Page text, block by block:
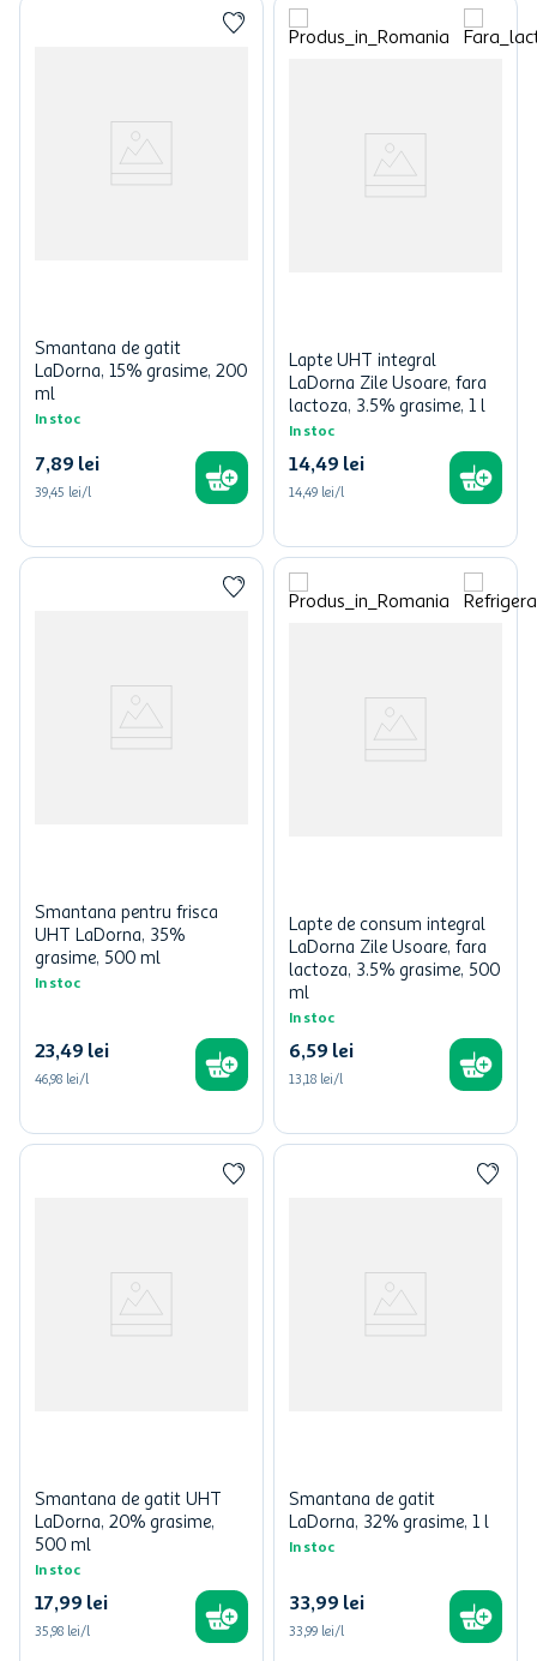
Smantana de gatit
LaDorna, 15% grasime, 200
ml
In stoc
7,89 lei
39,45 lei/l
Lapte UHT integral
LaDorna Zile Usoare, fara
lactoza, 3.5% grasime, 1 l
In stoc
14,49 lei
14,49 lei/l
Smantana pentru frisca
UHT LaDorna, 35%
grasime, 500 ml
In stoc
23,49 lei
46,98 lei/l
Lapte de consum integral
LaDorna Zile Usoare, fara
lactoza, 3.5% grasime, 500
ml
In stoc
6,59 lei
13,18 lei/l
Smantana de gatit UHT
LaDorna, 20% grasime,
500 ml
In stoc
17,99 lei
35,98 lei/l
Smantana de gatit
LaDorna, 32% grasime, 1 l
In stoc
33,99 lei
33,99 lei/l